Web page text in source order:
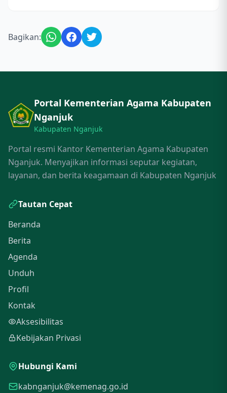
Bagikan:
Portal Kementerian Agama Kabupaten
Nganjuk
Kabupaten Nganjuk
Portal resmi Kantor Kementerian Agama Kabupaten
Nganjuk. Menyajikan informasi seputar kegiatan,
layanan, dan berita keagamaan di Kabupaten Nganjuk
Tautan Cepat
Beranda
Berita
Agenda
Unduh
Profil
Kontak
Aksesibilitas
Kebijakan Privasi
Hubungi Kami
kabnganjuk@kemenag.go.id